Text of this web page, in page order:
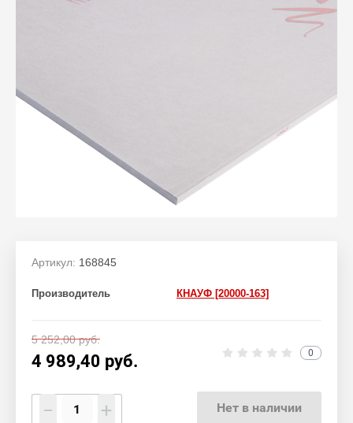
Артикул: 168845
Производитель КНАУФ [20000-163]
5 252,00руб.
4 989,40 руб. 0
− + Нет в наличии